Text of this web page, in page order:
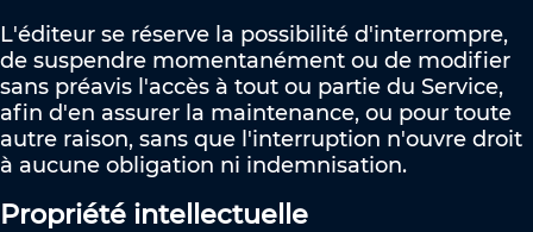
L'éditeur se réserve la possibilité d'interrompre,
de suspendre momentanément ou de modifier
sans préavis l'accès à tout ou partie du Service,
afin d'en assurer la maintenance, ou pour toute
autre raison, sans que l'interruption n'ouvre droit
à aucune obligation ni indemnisation.
Propriété intellectuelle